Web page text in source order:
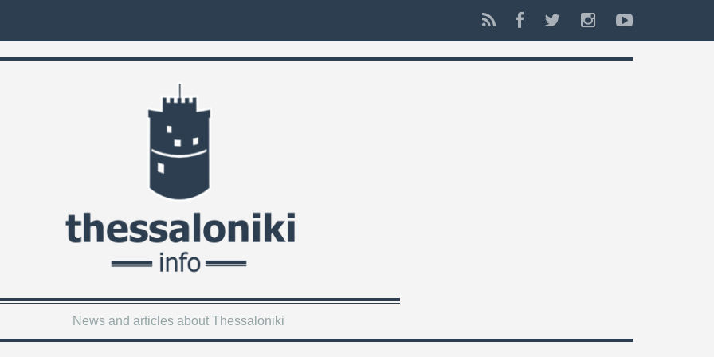
News and articles about Thessaloniki